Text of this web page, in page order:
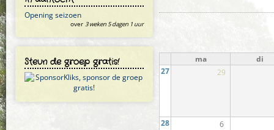
Opening seizoen
over 3 weken 5 dagen 1 uur
Steun de groep gratis! ma
di
27
29
28 6